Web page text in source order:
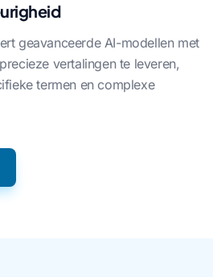
geavanceerde AI-modellen met
vertalingen te leveren,
termen en complexe